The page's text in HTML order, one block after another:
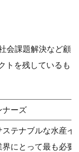
会課題解決など顧
トを残しているも
ナーズ
ステナブルな水産
界にとって最も必要